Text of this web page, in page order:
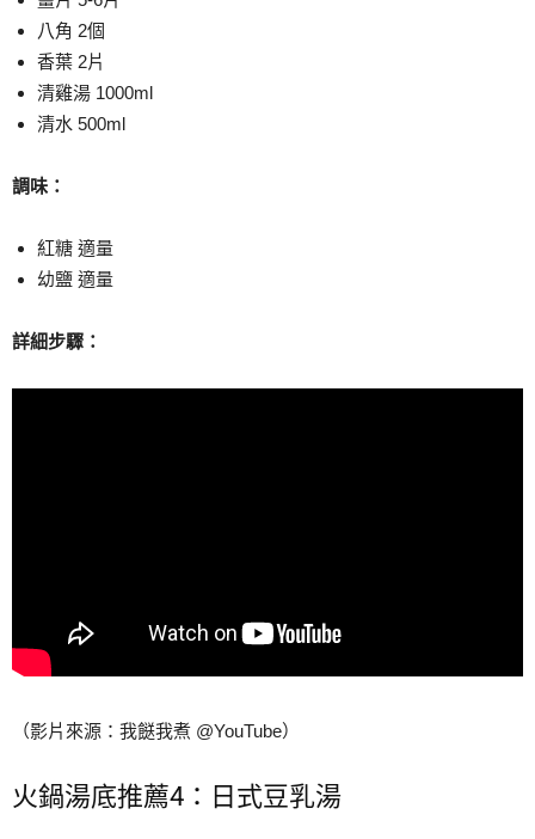
八角 2個
香葉 2片
清雞湯 1000ml
清水 500ml
調味：
紅糖 適量
幼鹽 適量
詳細步驟：
（影片來源：我餸我煮 @YouTube）
火鍋湯底推薦4：日式豆乳湯